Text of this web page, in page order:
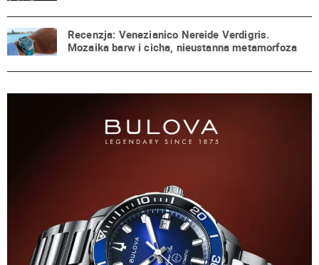
Recenzja: Venezianico Nereide Verdigris.
Mozaika barw i cicha, nieustanna metamorfoza